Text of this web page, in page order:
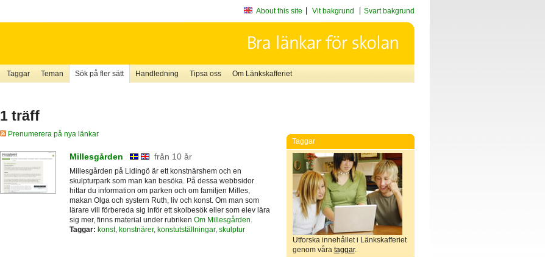
About this site Vit bakgrund Svart bakgrund
Taggar Teman Sök på fler sätt Handledning Tipsa oss Om Länkskafferiet
1 träff
Prenumerera på nya länkar
Millesgården från 10 år
Millesgården på Lidingö är ett konstnärshem och en
skulpturpark som man kan besöka. På dessa webbsidor
hittar du information om parken och om familjen Milles,
makan Olga och systern Ruth, liv och konst. Om man som
lärare vill förbereda sig inför ett skolbesök eller som elev lära
sig mer, finns material under rubriken Om Millesgården
Taggar: konst, konstnärer, konstutställningar, skulptur
Taggar
Utforska innehållet i Länkskafferiet
genom våra taggar.